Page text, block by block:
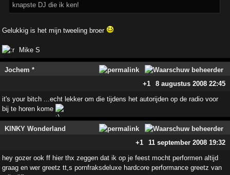
knapste DJ die ik ken!
Gelukkig is het mijn tweeling broer
Mike S
Jochem *
+1
8 augustus 2008 22:45
it's your bitch ...echt lekker om die tijdens het autorijden op de radio voor
bij te horen kome
KINKY Wonderland
+1
11 september 2008 19:32
hey gozer ook ff hier thx zeggen dat ik op je feest mocht performen altijd
graag en wer greetz tt,s pornfraksdeluxe hardcore performance greetz van